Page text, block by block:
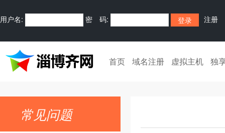
用户名: 密 码: 注册
首页 域名注册 虚拟主机 独
常见问题